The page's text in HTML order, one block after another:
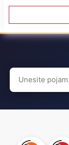
Search
for: